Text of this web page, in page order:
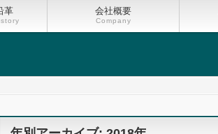
革 会社概要
Company